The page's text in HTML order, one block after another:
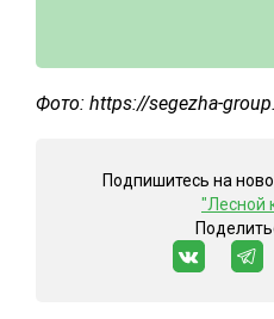
Фото: https://segezha-
Подпишитесь на
"Лесной